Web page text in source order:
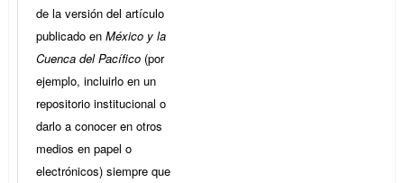
de la versión del artículo
publicado en México y la
Cuenca del Pacífico (por
ejemplo, incluirlo en un
repositorio institucional o
darlo a conocer en otros
medios en papel o
electrónicos) siempre que